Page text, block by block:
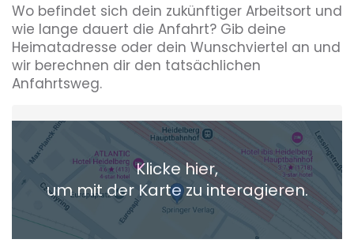
Wo befindet sich dein zukünftiger Arbeitsort und
wie lange dauert die Anfahrt? Gib deine
Heimatadresse oder dein Wunschviertel an und
wir berechnen dir den tatsächlichen
Anfahrtsweg.
Heimatadresse oder Wunschort
+ Aktuellen Standort hinzufügen
Die berechneten Anreisezeiten basieren auf den
Verkehrsdaten eines typischen Dienstag morgens um 8:30.
Klicke hier,
um mit der Karte zu interagieren.